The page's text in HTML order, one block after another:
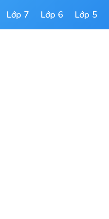
Lớp 7 Lớp 6 Lớp 5